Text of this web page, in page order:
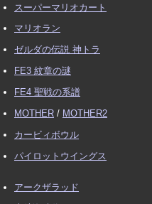
スーパーマリオカート
マリオラン
ゼルダの伝説 神トラ
FE3 紋章の謎
FE4 聖戦の系譜
MOTHER / MOTHER2
カービィボウル
パイロットウイングス
アークザラッド